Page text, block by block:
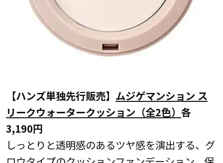
【ハンズ単独先行販売】 ムジゲマンション ス
リークウォータークッション（全2色） 各
3,190円
しっとりと透明感のあるツヤ感を演出する、グ